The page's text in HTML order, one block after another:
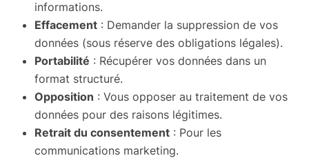
informations.
Effacement : Demander la suppression de vos
données (sous réserve des obligations légales).
Portabilité : Récupérer vos données dans un
format structuré.
Opposition : Vous opposer au traitement de vos
données pour des raisons légitimes.
Retrait du consentement : Pour les
communications marketing.